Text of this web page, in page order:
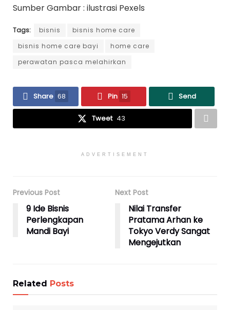
Sumber Gambar : ilustrasi Pexels
Tags: bisnis
bisnis home care
bisnis home care bayi
home care
perawatan pasca melahirkan
Share 68 Pin 15 Send
Tweet 43
ADVERTISEMENT
Previous Post
9 Ide Bisnis
Perlengkapan
Mandi Bayi
Next Post
Nilai Transfer
Pratama Arhan ke
Tokyo Verdy Sangat
Mengejutkan
Related Posts